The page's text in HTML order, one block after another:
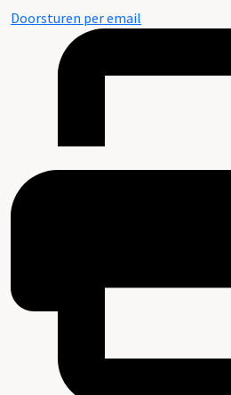
Doorsturen per email